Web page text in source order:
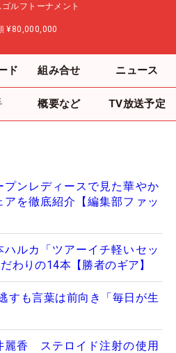
ルフトーナメント
¥80,000,000
ド 組み合せ ニュース
概要など TV放送予定
プンレディースで見た華やか
アを徹底紹介【編集部ファッ
ルカ「ツアーイチ軽いセッ
わりの14本【勝者のギア】
すも言葉は前向き「毎日が生
麗香 ステロイド注射の使用